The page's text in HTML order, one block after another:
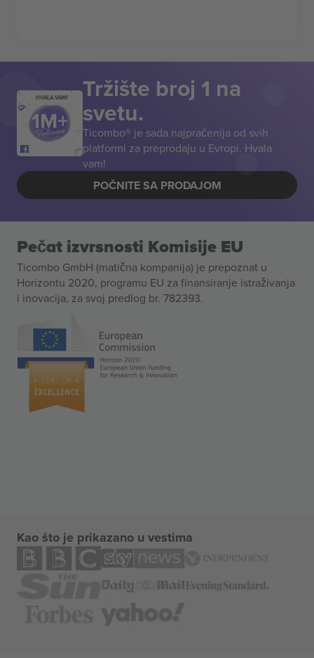
HVALA VAM! Tržište broj 1 na
svetu.
Ticombo® je sada najpraćenija od svih
platformi za preprodaju u Evropi. Hvala
vam!
POČNITE SA PRODAJOM
Pečat izvrsnosti Komisije EU
Ticombo GmbH (matična kompanija) je prepoznat u
Horizontu 2020, programu EU za finansiranje istraživanja
i inovacija, za svoj predlog br. 782393.
Kao što je prikazano u vestima